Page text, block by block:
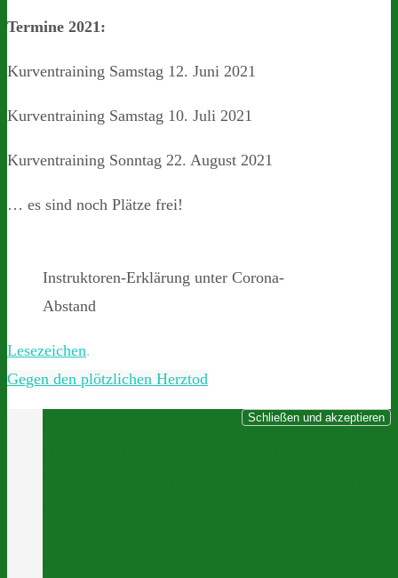
Termine 2021:
Kurventraining Samstag 12. Juni 2021
Kurventraining Samstag 10. Juli 2021
Kurventraining Sonntag 22. August 2021
… es sind noch Plätze frei!
Instruktoren-Erklärung unter Corona-
Abstand
Lesezeichen.
Gegen den plötzlichen Herztod